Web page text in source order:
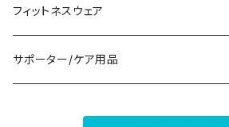
ナイトドレス
その他
リング
その他
半袖/5分
7分/長袖
トートバッグ
ショルダーバッグ
財布
アクセサリーケース
スニーカー
ブーツ
フィットネスウェア
セット販売
サポーター/ケア用品